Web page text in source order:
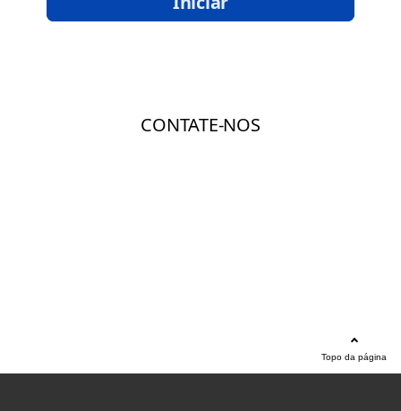
Topo da página